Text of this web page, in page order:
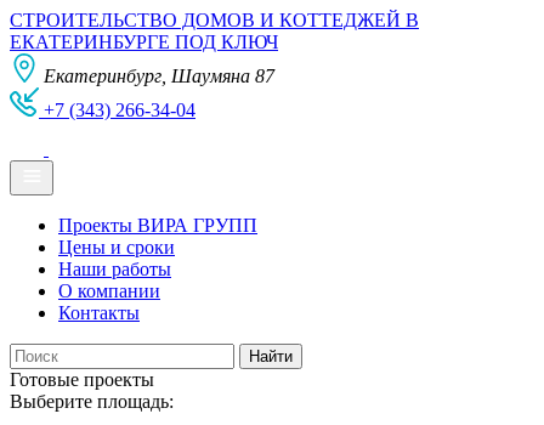
СТРОИТЕЛЬСТВО ДОМОВ И КОТТЕДЖЕЙ В
ЕКАТЕРИНБУРГЕ ПОД КЛЮЧ
Екатеринбург, Шаумяна 87
+7 (343) 266-34-04
Проекты ВИРА ГРУПП
Цены и сроки
Наши работы
О компании
Контакты
Готовые проекты
Выберите площадь: